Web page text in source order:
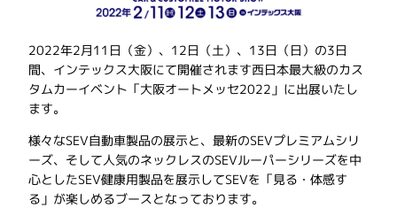
2022年2月11日（金）、12日（土）、13日（日）の3日
間、インテックス大阪にて開催されます西日本最大級のカス
タムカーイベント「大阪オートメッセ2022」に出展いたし
ます。
様々なSEV自動車製品の展示と、最新のSEVプレミアムシリ
ーズ、そして人気のネックレスのSEVルーパーシリーズを中
心としたSEV健康用製品を展示してSEVを「見る・体感す
る」が楽しめるブースとなっております。